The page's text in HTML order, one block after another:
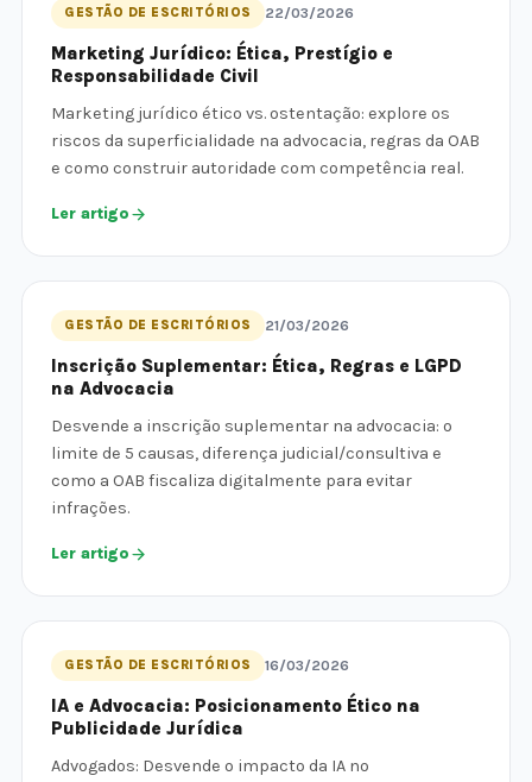
GESTÃO DE ESCRITÓRIOS 22/03/2026
Marketing Jurídico: Ética, Prestígio e
Responsabilidade Civil
Marketing jurídico ético vs. ostentação: explore os
riscos da superficialidade na advocacia, regras da OAB
e como construir autoridade com competência real.
Ler artigo
GESTÃO DE ESCRITÓRIOS 21/03/2026
Inscrição Suplementar: Ética, Regras e LGPD
na Advocacia
Desvende a inscrição suplementar na advocacia: o
limite de 5 causas, diferença judicial/consultiva e
como a OAB fiscaliza digitalmente para evitar
infrações.
Ler artigo
GESTÃO DE ESCRITÓRIOS 16/03/2026
IA e Advocacia: Posicionamento Ético na
Publicidade Jurídica
Advogados: Desvende o impacto da IA no